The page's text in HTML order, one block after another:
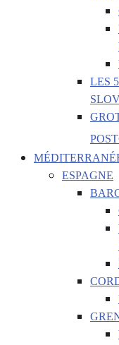
LES
ESPAGNE